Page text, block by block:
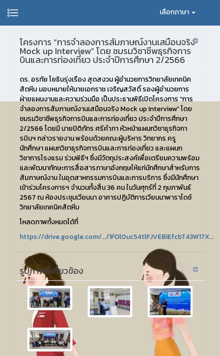
เลือกภาษา
โครงการ “การจำลองการสัมภาษณ์งานเสมือนจริง
Mock up Interview” โดย ชมรมวิชาชีพธุรกิจการ
บินและการท่องเที่ยว ประจำปีการศึกษา 2/2566
ดร. อรทัย โยธินรุ่งเรือง สุดสงวน ผู้อำนวยการวิทยาลัยเทคนิค
สัตหีบ มอบหมายให้นายเอกราช เจริญสวัสดิ์ รองผู้อำนวยการ
ฝ่ายแผนงานและความร่วมมือ เป็นประธานพิธีเปิดโครงการ “การ
จำลองการสัมภาษณ์งานเสมือนจริง Mock up Interview” โดย
ชมรมวิชาชีพธุรกิจการบินและการท่องเที่ยว ประจำปีการศึกษา
2/2566 โดยมี นายปิติภัทร ศรีคำภา หัวหน้าแผนกวิชาธุรกิจกา
รบินฯ กล่าวรายงาน พร้อมด้วยคณะผู้บริหาร วิทยากร ครู
นักศึกษา แผนกวิชาธุรกิจการบินและการท่องเที่ยว และแผนก
วิชาการโรงแรม ร่วมพิธีฯ ซึ่งมีวัตถุประสงค์เพื่อเตรียมความพร้อม
และพัฒนาทักษะการสื่อสารภาษาอังกฤษให้แก่นักศึกษาสำหรับการ
สัมภาษณ์งาน ในอุตสาหกรรมการบินและการบริการ ซึ่งมีนักศึกษา
เข้าร่วมโครงการฯ จำนวนทั้งสิ้น 36 คน ในวันศุกร์ที่ 2 กุมภาพันธ์
2567 ณ ห้องประชุมเวียนนา อาคารปฏิบัติการเวียนนาพาราไดซ์
วิทยาลัยเทคนิคสัตหีบ
โหลดภาพทั้งหมดได้ที่
https://drive.google.com/.../1FOl0uc54tlFJVEBiEfcbT43W17X...
รูปภาพที่เกี่ยวข้อง